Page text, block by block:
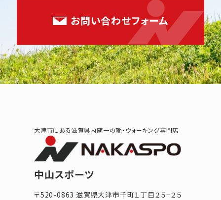
お問い合わせフォーム
大津市にある滋賀県内随一の靴・ウォーキング専門店
中山スポーツ
〒520-0863 滋賀県大津市千町１丁目２５−２５